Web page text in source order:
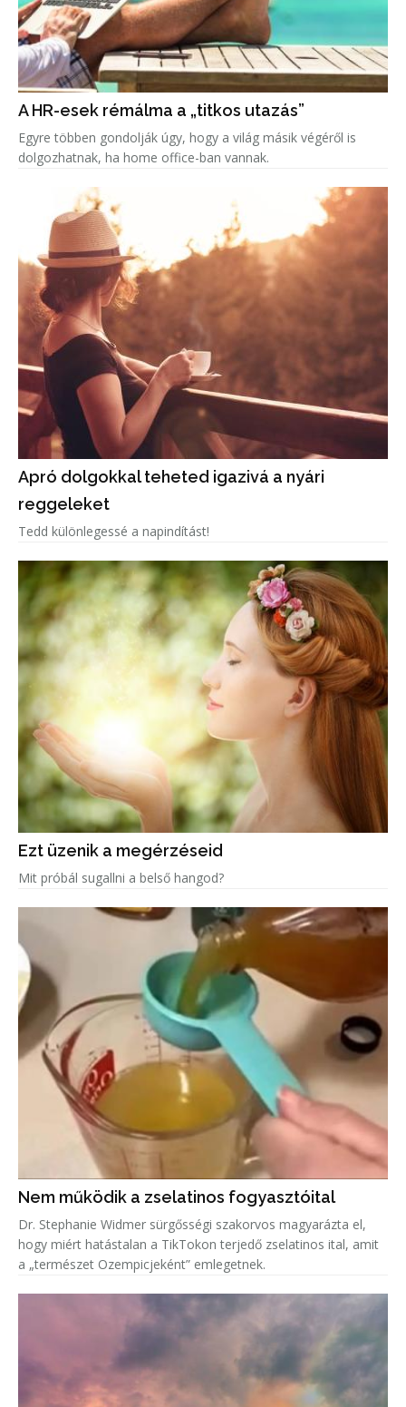
A HR-esek rémálma a „titkos utazás”
Egyre többen gondolják úgy, hogy a világ másik végéről is
dolgozhatnak, ha home office-ban vannak.
Apró dolgokkal teheted igazivá a nyári
reggeleket
Tedd különlegessé a napindítást!
Ezt üzenik a megérzéseid
Mit próbál sugallni a belső hangod?
Nem működik a zselatinos fogyasztóital
Dr. Stephanie Widmer sürgősségi szakorvos magyarázta el,
hogy miért hatástalan a TikTokon terjedő zselatinos ital, amit
a „természet Ozempicjeként” emlegetnek.